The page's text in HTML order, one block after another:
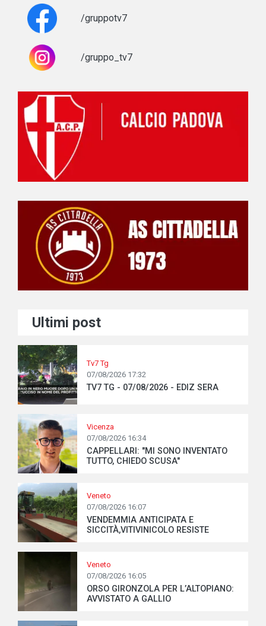
/gruppotv7
/gruppo_tv7
Ultimi post
Tv7 Tg
07/08/2026 17:32
TV7 TG - 07/08/2026 - EDIZ SERA
Vicenza
07/08/2026 16:34
CAPPELLARI: "MI SONO INVENTATO
TUTTO, CHIEDO SCUSA"
Veneto
07/08/2026 16:07
VENDEMMIA ANTICIPATA E
SICCITÀ,VITIVINICOLO RESISTE
Veneto
07/08/2026 16:05
ORSO GIRONZOLA PER L’ALTOPIANO:
AVVISTATO A GALLIO